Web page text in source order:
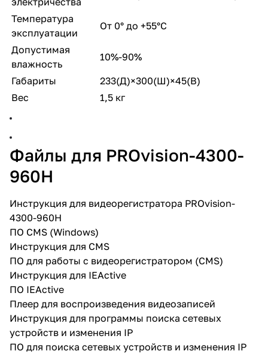
Температура
эксплуатации
От 0° до +55°C
Допустимая
влажность
10%-90%
Габариты
233(Д)×300(Ш)×45(В)
Вес
1,5 кг
Файлы для PROvision-4300-
960H
Инструкция для видеорегистратора PROvision-
4300-960H
ПО CMS (Windows)
Инструкция для CMS
ПО для работы с видеорегистратором (CMS)
Инструкция для IEActive
ПО IEActive
Плеер для воспроизведения видеозаписей
Инструкция для программы поиска сетевых
устройств и изменения IP
ПО для поиска сетевых устройств и изменения IP